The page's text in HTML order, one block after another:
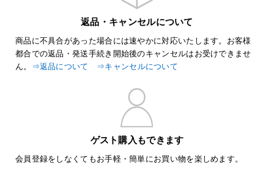
返品・キャンセルについて
商品に不具合があった場合には速やかに対応いたします。お客様
都合での返品・発送手続き開始後のキャンセルはお受けできませ
ん。 ⇒返品について ⇒キャンセルについて
ゲスト購入もできます
会員登録をしなくてもお手軽・簡単にお買い物を楽しめます。